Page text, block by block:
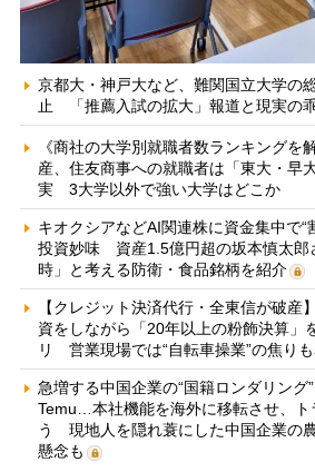
京都大・神戸大など、難関国立大学の
止 「推薦入試の拡大」報道と現実の
《商社の大学別就職者数ランキングを
産、住友商事への就職者は「東大・早
実 3大学以外で強い大学はどこか
キオクシアなどAI関連株に資金集中で“
投資妙味 資産1.5億円超の坂本慎太郎
時」と考える防衛・食品銘柄を紹介
【クレジット決済代行・全東信が破産
資をしながら「20年以上の粉飾決算」
リ 営業現場では“自転車操業”の焦り
急増する中国企業の“国籍ロンダリング
Temu…本社機能を海外に移転させ、ト
う 現地人を隠れ蓑にした中国企業の
懸念も